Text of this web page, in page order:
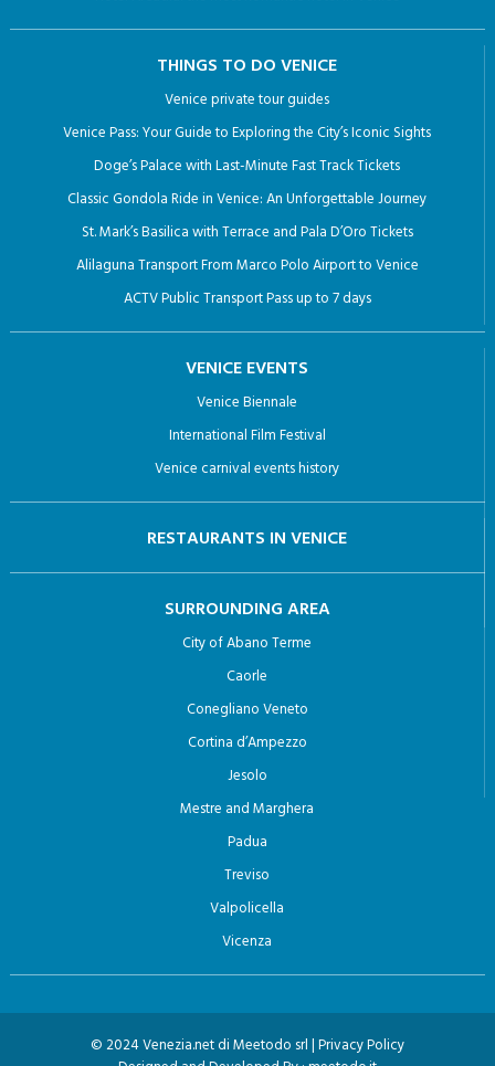
THINGS TO DO VENICE
Venice private tour guides
Venice Pass: Your Guide to Exploring the City’s Iconic Sights
Doge’s Palace with Last-Minute Fast Track Tickets
Classic Gondola Ride in Venice: An Unforgettable Journey
St. Mark’s Basilica with Terrace and Pala D’Oro Tickets
Alilaguna Transport From Marco Polo Airport to Venice
ACTV Public Transport Pass up to 7 days
VENICE EVENTS
Venice Biennale
International Film Festival
Venice carnival events history
RESTAURANTS IN VENICE
SURROUNDING AREA
City of Abano Terme
Caorle
Conegliano Veneto
Cortina d’Ampezzo
Jesolo
Mestre and Marghera
Padua
Treviso
Valpolicella
Vicenza
© 2024 Venezia.net di Meetodo srl |Privacy Policy